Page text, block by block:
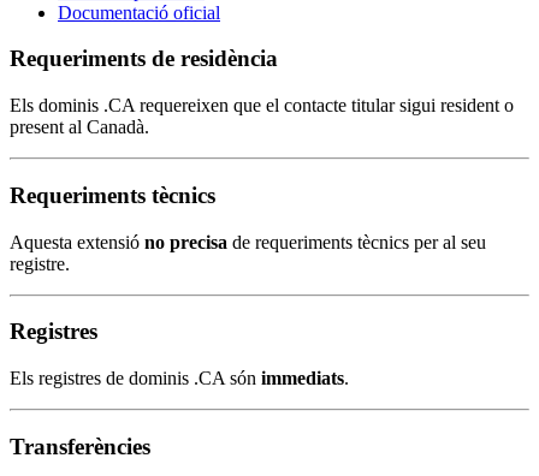
Documentació oficial
Requeriments de residència
Els dominis .CA requereixen que el contacte titular sigui resident o
present al Canadà.
Requeriments tècnics
Aquesta extensió no precisa de requeriments tècnics per al seu
registre.
Registres
Els registres de dominis .CA són immediats.
Transferències